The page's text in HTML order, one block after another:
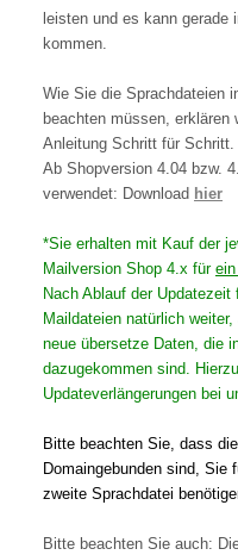
leisten und es kann gerade
kommen.
Wie Sie die Sprachdateien
beachten müssen, erklären
Anleitung Schritt für Schritt.
Ab Shopversion 4.04 bzw.
verwendet: Download hier
*Sie erhalten mit Kauf der
Mailversion Shop 4.x für
Nach Ablauf der
Maildateien natürlich
neue übersetze Daten, die
dazugekommen sind.
Updateverlängerungen bei
Bitte beachten Sie, dass
Domaingebunden sind, Sie
zweite Sprachdatei
Bitte beachten Sie auch: